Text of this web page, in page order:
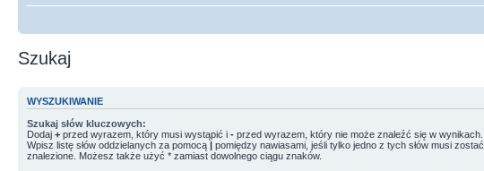
Szukaj
WYSZUKIWANIE
Szukaj słów kluczowych:
Dodaj + przed wyrazem, który musi wystąpić i - przed wyrazem, który nie może znaleźć się w wynikach.
Wpisz listę słów oddzielanych za pomocą | pomiędzy nawiasami, jeśli tylko jedno z tych słów musi zostać
znalezione. Możesz także użyć * zamiast dowolnego ciągu znaków.